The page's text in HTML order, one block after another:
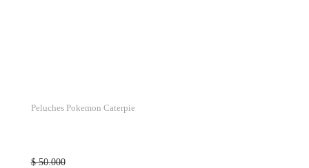
Peluches Pokemon Caterpie
$ 50.000